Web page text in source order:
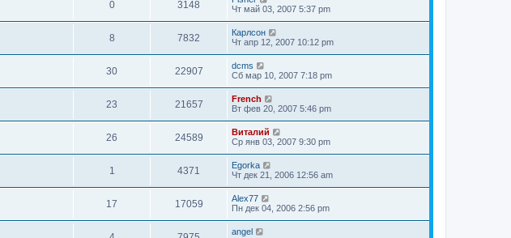
0 3148
Чт май 03, 2007 5:37 pm
8 7832
Карлсон
Чт апр 12, 2007 10:12 pm
30 22907
dcms
Сб мар 10, 2007 7:18 pm
23 21657
French
Вт фев 20, 2007 5:46 pm
26 24589
Виталий
Ср янв 03, 2007 9:30 pm
1 4371
Egorka
Чт дек 21, 2006 12:56 am
17 17059
Alex77
Пн дек 04, 2006 2:56 pm
angel